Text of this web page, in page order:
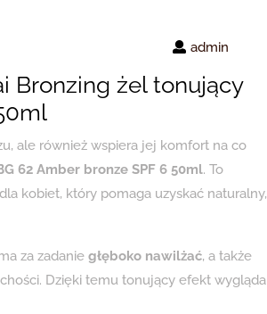
admin
Bronzing żel tonujący
ale również wspiera jej komfort na co
62 Amber bronze SPF 6 50ml. To
kobiet, który pomaga uzyskać naturalny,
za zadanie głęboko nawilżać, a także
Dzięki temu tonujący efekt wygląda